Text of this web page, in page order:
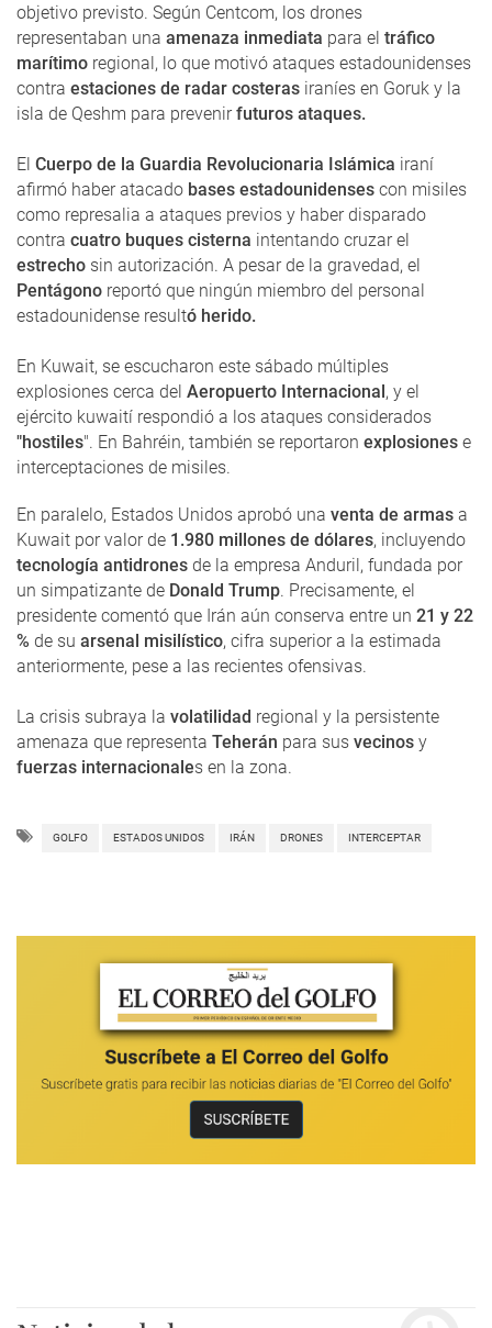
objetivo previsto. Según Centcom, los drones
representaban una amenaza inmediata para el tráfico
marítimo regional, lo que motivó ataques estadounidenses
contra estaciones de radar costeras iraníes en Goruk y la
isla de Qeshm para prevenirfuturos ataques.
El Cuerpo de la Guardia Revolucionaria Islámica iraní
afirmó haber atacado bases estadounidenses con misiles
como represalia a ataques previos y haber disparado
contra cuatro buques cisterna intentando cruzar el
estrecho sin autorización. A pesar de la gravedad, el
Pentágono reportó que ningún miembro del personal
estadounidense resultó herido.
En Kuwait, se escucharon este sábado múltiples
explosiones cerca del Aeropuerto Internacional, y el
ejército kuwaití respondió a los ataques considerados
"hostiles". En Bahréin, también se reportaron explosiones e
interceptaciones de misiles.
En paralelo, Estados Unidos aprobó una venta de armas a
Kuwait por valor de 1.980 millones de dólares, incluyendo
tecnología antidrones de la empresa Anduril, fundada por
un simpatizante de Donald Trump. Precisamente, el
presidente comentó que Irán aún conserva entre un 21 y 22
% de su arsenal misilístico, cifra superior a la estimada
anteriormente, pese a las recientes ofensivas.
La crisis subraya la volatilidad regional y la persistente
amenaza que representa Teherán para sus vecinos y
fuerzas internacionales en la zona.
GOLFO ESTADOS UNIDOS IRÁN DRONES INTERCEPTAR